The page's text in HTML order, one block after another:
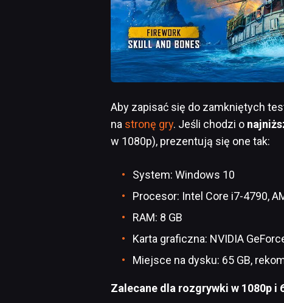
Aby zapisać się do zamkniętych
na stronę gry. Jeśli chodzi o
w 1080p), prezentują się one tak:
System: Windows 10
Procesor: Intel Core i7-4790,
RAM: 8 GB
Karta graficzna: NVIDIA
Miejsce na dysku: 65 GB,
Zalecane dla rozgrywki w 1080p i